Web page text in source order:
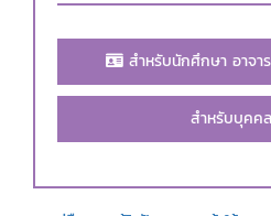
สำหรับนักศึกษา อาจา
สำหรับบุคค